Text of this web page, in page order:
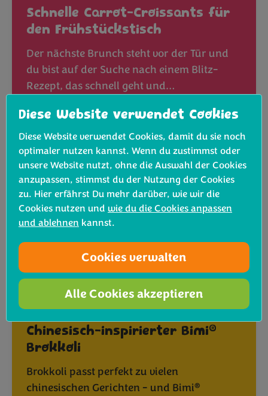
Schnelle Carrot-Croissants für
den Frühstückstisch
Der nächste Brunch steht vor der Tür und
du bist auf der Suche nach einem Blitz-
Rezept, das schnell geht und…
Rezept ansehen
Chinesisch-inspirierter Bimi®
Brokkoli
Brokkoli passt perfekt zu vielen
chinesischen Gerichten - und Bimi®
Diese Website verwendet Cookies
Diese Website verwendet Cookies, damit du sie noch
optimaler nutzen kannst. Wenn du zustimmst oder
unsere Website nutzt, ohne die Auswahl der Cookies
anzupassen, stimmst du der Nutzung der Cookies
zu. Hier erfährst Du mehr darüber, wie wir die
Cookies nutzen und wie du die Cookies anpassen
und ablehnen kannst.
Cookies verwalten
Alle Cookies akzeptieren